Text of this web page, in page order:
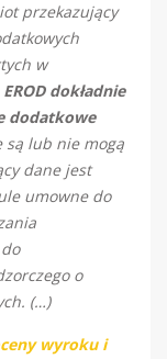
przekazujący
w
EROD dokładnie
dodatkowe
są lub nie mogą
dane jest
umowne do
o
(…)
wyroku i